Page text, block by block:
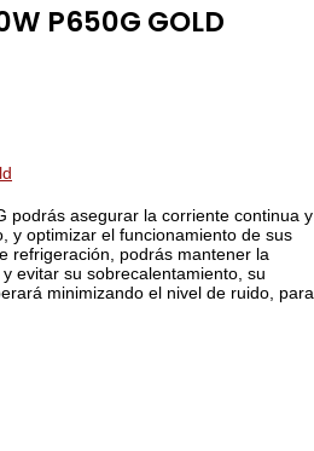
P650G GOLD
podrás asegurar la corriente continua y
y optimizar el funcionamiento de sus
refrigeración, podrás mantener la
evitar su sobrecalentamiento, su
minimizando el nivel de ruido, para